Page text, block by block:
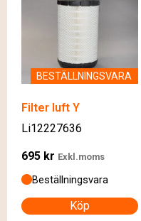
BESTÄLLNINGSVARA
Filter luft Y
Li12227636
695 kr Exkl.moms
Beställningsvara
Köp